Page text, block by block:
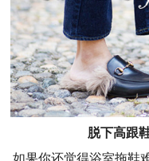
脱下高跟
如果你还觉得浴室拖鞋